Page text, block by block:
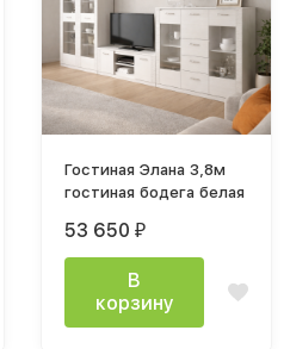
Гостиная Элана 3,8м
гостиная бодега белая
53 650 ₽
В
корзину